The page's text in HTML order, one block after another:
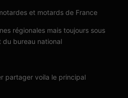
et motards de France
régionales mais toujours sous
du bureau national
partager voila le principal